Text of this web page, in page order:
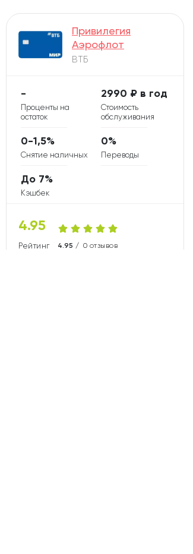
Привилегия
Аэрофлот
ВТБ
4.95
Рейтинг карты
4.95 / 0 отзывов
Проценты на
остаток
-
Стоимость
обслуживания
2990 ₽ в год
Снятие наличных
0-1,5%
Переводы
0%
Кэшбек
До 7%